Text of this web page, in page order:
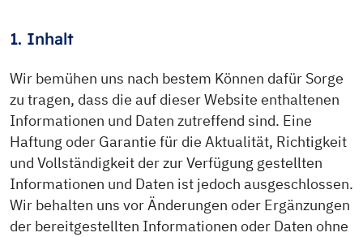
1. Inhalt
Wir bemühen uns nach bestem Können dafür Sorge
zu tragen, dass die auf dieser Website enthaltenen
Informationen und Daten zutreffend sind. Eine
Haftung oder Garantie für die Aktualität, Richtigkeit
und Vollständigkeit der zur Verfügung gestellten
Informationen und Daten ist jedoch ausgeschlossen.
Wir behalten uns vor Änderungen oder Ergänzungen
der bereitgestellten Informationen oder Daten ohne